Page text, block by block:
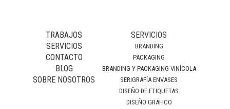
TRABAJOS
SERVICIOS
CONTACTO
BLOG
SOBRE NOSOTROS
SERVICIOS
BRANDING
PACKAGING
BRANDING Y PACKAGING VINÍCOLA
SERIGRAFÍA ENVASES
DISEÑO DE ETIQUETAS
DISEÑO GRÁFICO